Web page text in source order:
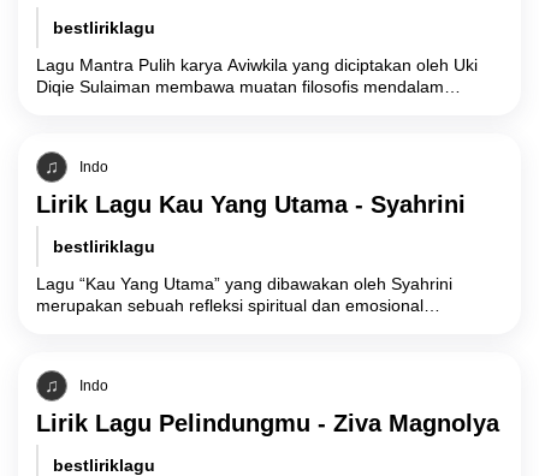
bestliriklagu
Lagu Mantra Pulih karya Aviwkila yang diciptakan oleh Uki
Diqie Sulaiman membawa muatan filosofis mendalam
Indo
Lirik Lagu Kau Yang Utama - Syahrini
bestliriklagu
Lagu “Kau Yang Utama” yang dibawakan oleh Syahrini
merupakan sebuah refleksi spiritual dan emosional
Indo
Lirik Lagu Pelindungmu - Ziva Magnolya
bestliriklagu